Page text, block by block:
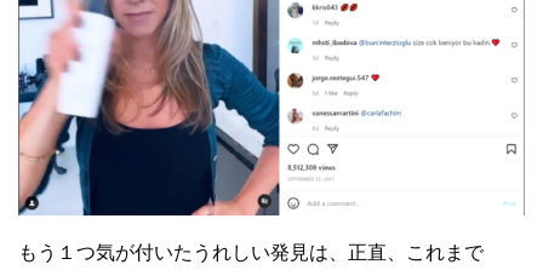
もう１つ気が付いたうれしい発見は、正直、これまで